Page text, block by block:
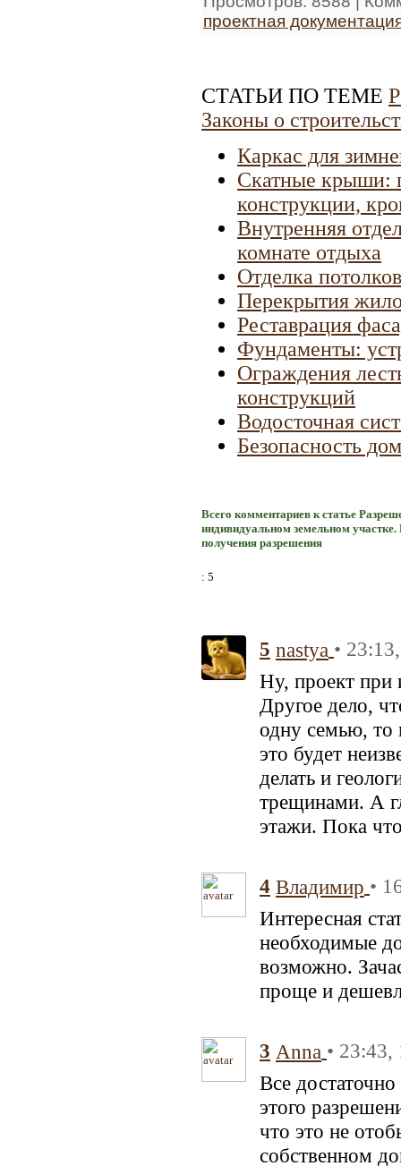
проектная
СТАТЬИ ПО ТЕМЕ
Законы о
Каркас для
Скатные крыши:
конструкции,
Внутренняя
комнате отдыха
Отделка
Перекрытия
Реставрация
Фундаменты:
Ограждения
конструкций
Водосточная
Безопасность
Всего комментариев к статье
индивидуальном земельном
получения разрешения
: 5
5 nastya •
Ну, проект при
Другое дело,
одну семью, то
это будет
делать и
трещинами. А
этажи. Пока
4 Владимир •
Интересная
необходимые
возможно.
проще и
3 Anna • 23:43,
Все
этого
что это не
собственном